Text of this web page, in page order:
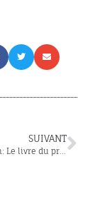
SUIVANT
Beit Ha Midrach: Le livre du prophète Ovadia